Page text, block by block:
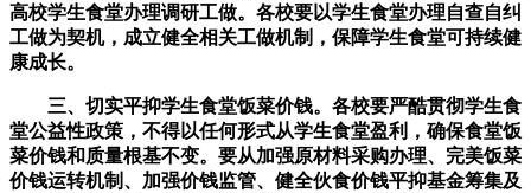
高校学生食堂办理调研工做。各校要以学生食堂办理自查自纠
工做为契机，成立健全相关工做机制，保障学生食堂可持续健
康成长。
三、切实平抑学生食堂饭菜价钱。各校要严酷贯彻学生食
堂公益性政策，不得以任何形式从学生食堂盈利，确保食堂饭
菜价钱和质量根基不变。要从加强原材料采购办理、完美饭菜
价钱运转机制、加强价钱监管、健全伙食价钱平抑基金筹集及